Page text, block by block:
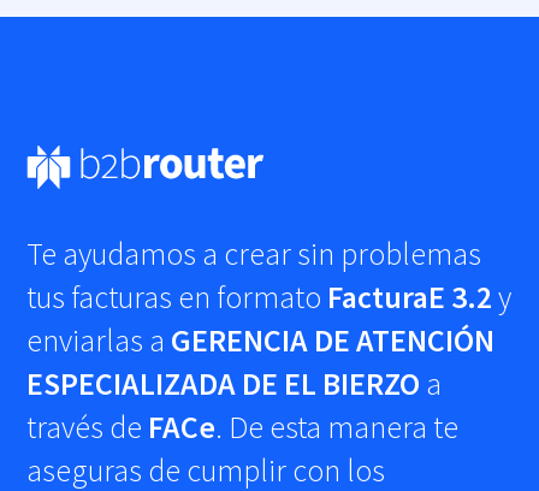
Te ayudamos a crear sin problemas
tus facturas en formato FacturaE 3.2y
enviarlas a GERENCIA DE ATENCIÓN
ESPECIALIZADA DE EL BIERZO a
través de FACe. De esta manera te
aseguras de cumplir con los